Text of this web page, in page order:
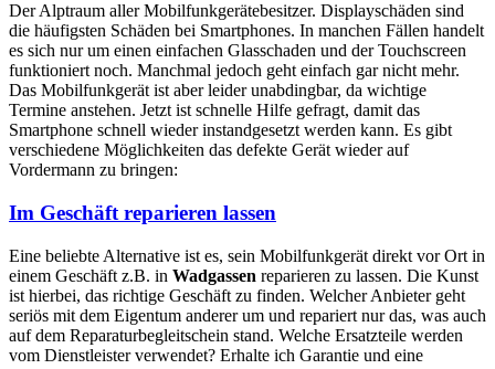
Der Alptraum aller Mobilfunkgerätebesitzer. Displayschäden sind
die häufigsten Schäden bei Smartphones. In manchen Fällen handelt
es sich nur um einen einfachen Glasschaden und der Touchscreen
funktioniert noch. Manchmal jedoch geht einfach gar nicht mehr.
Das Mobilfunkgerät ist aber leider unabdingbar, da wichtige
Termine anstehen. Jetzt ist schnelle Hilfe gefragt, damit das
Smartphone schnell wieder instandgesetzt werden kann. Es gibt
verschiedene Möglichkeiten das defekte Gerät wieder auf
Vordermann zu bringen:
Im Geschäft reparieren lassen
Eine beliebte Alternative ist es, sein Mobilfunkgerät direkt vor Ort in
einem Geschäft z.B. in Wadgassen reparieren zu lassen. Die Kunst
ist hierbei, das richtige Geschäft zu finden. Welcher Anbieter geht
seriös mit dem Eigentum anderer um und repariert nur das, was auch
auf dem Reparaturbegleitschein stand. Welche Ersatzteile werden
vom Dienstleister verwendet? Erhalte ich Garantie und eine